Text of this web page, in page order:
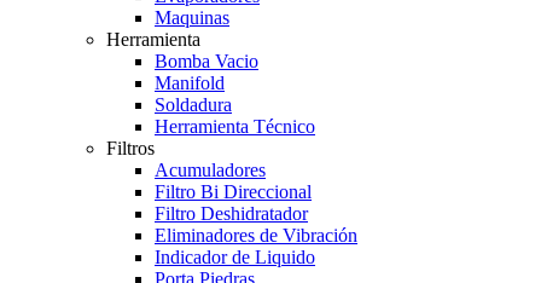
Maquinas
Herramienta
Bomba Vacio
Manifold
Soldadura
Herramienta Técnico
Filtros
Acumuladores
Filtro Bi Direccional
Filtro Deshidratador
Eliminadores de Vibración
Indicador de Liquido
Porta Piedras